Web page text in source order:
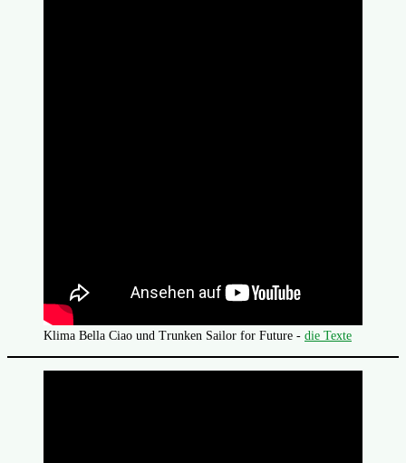
Klima Bella Ciao und Trunken Sailor for Future - die Texte